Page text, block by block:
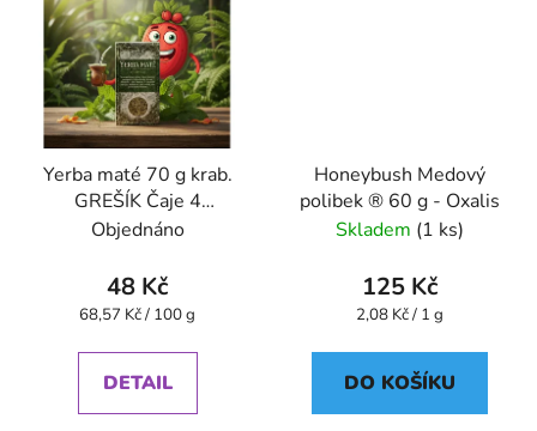
Yerba maté 70 g krab.
GREŠÍK Čaje 4
světadílů
Objednáno
48 Kč
Měrná
68,57 Kč / 100 g
DETAIL
Honeybush Medový
polibek ® 60 g - Oxalis
Skladem (1 ks)
125 Kč
Měrná
2,08 Kč / 1 g
DO KOŠÍKU